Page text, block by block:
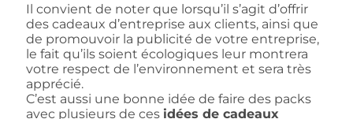
Il convient de noter que lorsqu’il s’agit d’offrir
des cadeaux d’entreprise aux clients, ainsi que
de promouvoir la publicité de votre entreprise,
le fait qu’ils soient écologiques leur montrera
votre respect de l’environnement et sera très
apprécié.
C’est aussi une bonne idée de faire des packs
avec plusieurs de ces idées de cadeaux